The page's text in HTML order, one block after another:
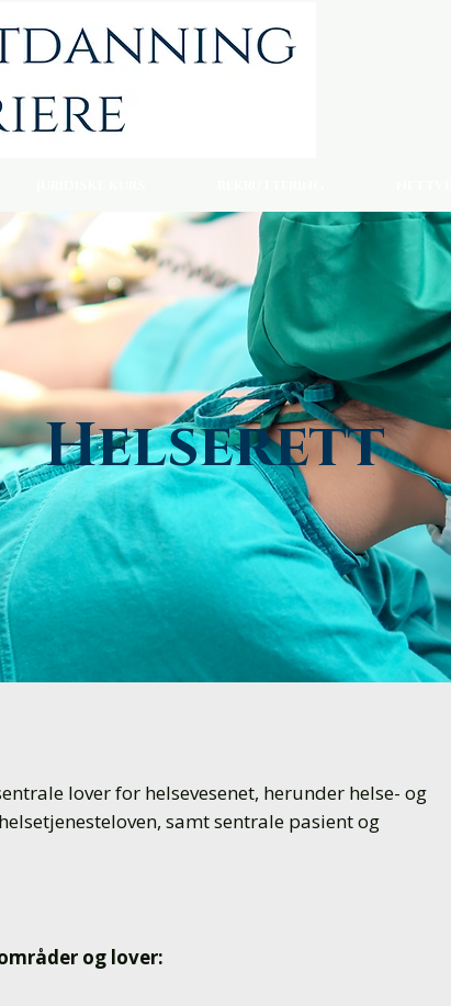
Helserett
lover for helsevesenet, herunder helse- og
samt sentrale pasient og
og lover: